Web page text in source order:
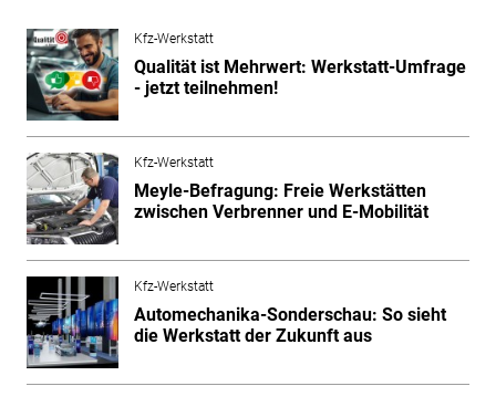
Kfz-Werkstatt
Qualität ist Mehrwert: Werkstatt-Umfrage
- jetzt teilnehmen!
Kfz-Werkstatt
Meyle-Befragung: Freie Werkstätten
zwischen Verbrenner und E-Mobilität
Kfz-Werkstatt
Automechanika-Sonderschau: So sieht
die Werkstatt der Zukunft aus